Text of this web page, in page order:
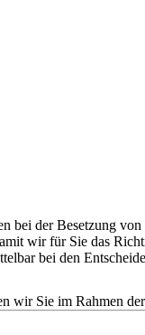
bei der Besetzung
wir für Sie das
bei den
wir Sie im Rahmen